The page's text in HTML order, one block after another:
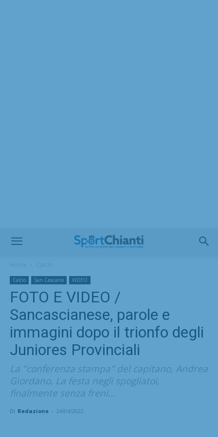
Calcio San Casciano VIDEO
FOTO E VIDEO /
Sancascianese, parole e
immagini dopo il trionfo degli
Juniores Provinciali
La "conferenza stampa" del capitano, Andrea
Giordano. La festa negli spogliatoi,
finalmente senza freni...
Di Redazione - 24/04/2022